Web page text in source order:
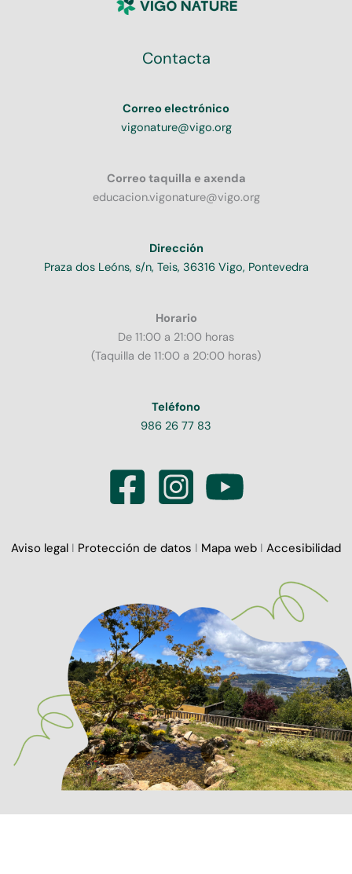
Contacta
Correo electrónico
vigonature@vigo.org
Correo taquilla e axenda
educacion.vigonature@vigo.org
Dirección
Praza dos Leóns, s/n, Teis, 36316 Vigo, Pontevedra
Horario
De 11:00 a 21:00 horas
(Taquilla de 11:00 a 20:00 horas)
Teléfono
986 26 77 83
Aviso legal I Protección de datos I Mapa web I Accesibilidad